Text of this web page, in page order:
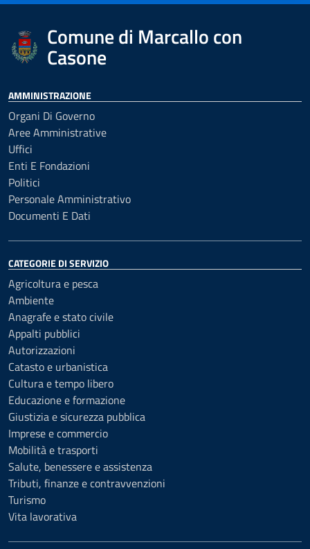
Comune di Marcallo con
Casone
AMMINISTRAZIONE
Organi Di Governo
Aree Amministrative
Uffici
Enti E Fondazioni
Politici
Personale Amministrativo
Documenti E Dati
CATEGORIE DI SERVIZIO
Agricoltura e pesca
Ambiente
Anagrafe e stato civile
Appalti pubblici
Autorizzazioni
Catasto e urbanistica
Cultura e tempo libero
Educazione e formazione
Giustizia e sicurezza pubblica
Imprese e commercio
Mobilità e trasporti
Salute, benessere e assistenza
Tributi, finanze e contravvenzioni
Turismo
Vita lavorativa